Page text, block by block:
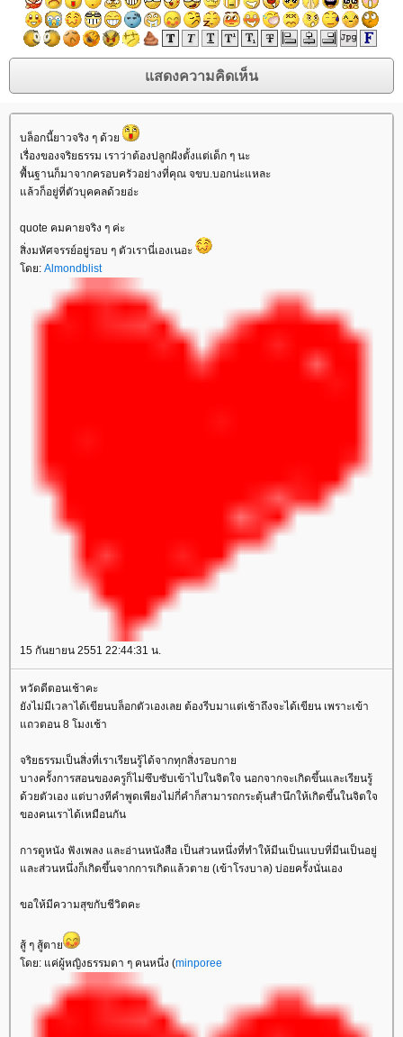
บล็อกนี้ยาวจริง ๆ ด้ว
เรื่องของจริยธรรม เราว่าต้องปลูกฝังตั้งแต่เด็ก ๆ นะ
พื้นฐานก็มาจากครอบครัวอย่างที่คุณ จขบ.บอกน่ะแหละ
ล้วก็อยู่ที่ตัวบุคคลด้วยอ่ะ
quote คมคายจริง ๆ ค่ะ
สิ่งมหัศจรรย์อยู่รอบ ๆ ตัวเรานี่เองเนอะ
ดย: Almondblist
15 กันยายน 2551 22:44:31 น.
หวัดดีตอนเช้าคะ
ังไม่มีเวลาได้เขียนบล็อกตัวเองเลย ต้องรีบมาแต่เช้าถึงจะได้เขียน เพราะเข้า
ถวตอน 8 โมงเช้า
จริยธรรมเป็นสิ่งที่เราเรียนรู้ได้จากทุกสิ่งรอบกา
บางครั้งการสอนของครูก็ไม่ซึบซับเข้าไปในจิตใจ นอกจากจะเกิดขึ้นและเรียนรู้
ด้วยตัวเอง แต่บางทีคำพูดเพียงไม่กี่คำก็สามารถกระตุ้นสำนึกให้เกิดขึ้นในจิตใจ
ของคนเราได้เหมือนกัน
การดูหนัง ฟังเพลง และอ่านหนังสือ เป็นส่วนหนึ่งที่ทำให้มีนเป็นแบบที่มีนเป็นอยู่
ละส่วนหนึ่งก็เกิดขึ้นจากการเกิดแล้วตาย (เข้าโรงบาล) บ่อยครั้งนั่นเอง
ขอให้มีความสุขกับชีวิตคะ
สู้ ๆ สู้ตา
ดย: แค่ผู้หญิงธรรมดา ๆ คนหนึ่ง (minporee